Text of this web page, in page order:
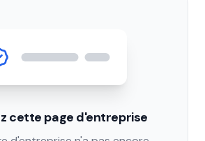
cette page d'entreprise